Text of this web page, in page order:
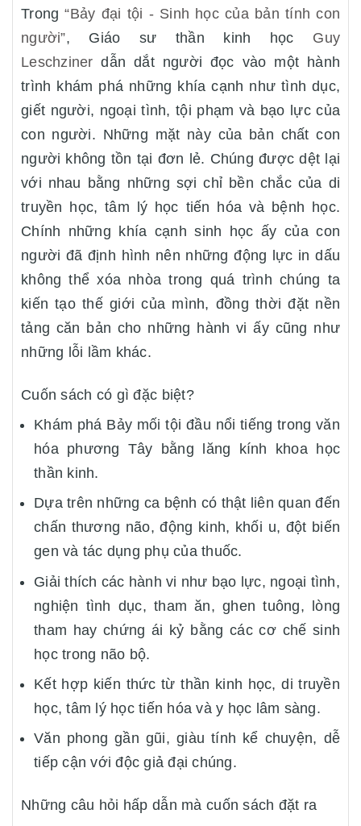
Trong “Bảy đại tội - Sinh học của bản tính con
người”, Giáo sư thần kinh học Guy
Leschziner dẫn dắt người đọc vào một hành
trình khám phá những khía cạnh như tình dục,
giết người, ngoại tình, tội phạm và bạo lực của
con người. Những mặt này của bản chất con
người không tồn tại đơn lẻ. Chúng được dệt lại
với nhau bằng những sợi chỉ bền chắc của di
truyền học, tâm lý học tiến hóa và bệnh học.
Chính những khía cạnh sinh học ấy của con
người đã định hình nên những động lực in dấu
không thể xóa nhòa trong quá trình chúng ta
kiến tạo thế giới của mình, đồng thời đặt nền
tảng căn bản cho những hành vi ấy cũng như
những lỗi lầm khác.
Cuốn sách có gì đặc biệt?
Khám phá Bảy mối tội đầu nổi tiếng trong văn
hóa phương Tây bằng lăng kính khoa học
thần kinh.
Dựa trên những ca bệnh có thật liên quan đến
chấn thương não, động kinh, khối u, đột biến
gen và tác dụng phụ của thuốc.
Giải thích các hành vi như bạo lực, ngoại tình,
nghiện tình dục, tham ăn, ghen tuông, lòng
tham hay chứng ái kỷ bằng các cơ chế sinh
học trong não bộ.
Kết hợp kiến thức từ thần kinh học, di truyền
học, tâm lý học tiến hóa và y học lâm sàng.
Văn phong gần gũi, giàu tính kể chuyện, dễ
tiếp cận với độc giả đại chúng.
Những câu hỏi hấp dẫn mà cuốn sách đặt ra